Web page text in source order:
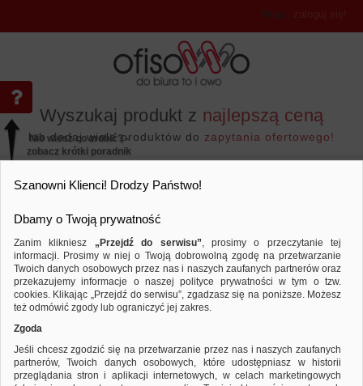
Wyszukaj produkt z najlepszą ceną
lub dodaj wiele produktów do zapytania ofertowego!
Witaj ,
Archiwizacja dokumentów Teczki płaskie
Porównaj produkt: Teczka z gumką DONAU, preszpan,
Nie wiesz co zrobić? -
zobacz krótki poradnik
Szanowni Klienci! Drodzy Państwo!
Dbamy o Twoją prywatność
Zanim klikniesz „Przejdź do serwisu”, prosimy o przeczytanie tej
informacji. Prosimy w niej o Twoją dobrowolną zgodę na przetwarzanie
Twoich danych osobowych przez nas i naszych zaufanych partnerów oraz
przekazujemy informacje o naszej polityce prywatności w tym o tzw.
cookies. Klikając „Przejdź do serwisu”, zgadzasz się na poniższe. Możesz
też odmówić zgody lub ograniczyć jej zakres.
Zgoda
Jeśli chcesz zgodzić się na przetwarzanie przez nas i naszych zaufanych
partnerów, Twoich danych osobowych, które udostępniasz w historii
przeglądania stron i aplikacji internetowych, w celach marketingowych